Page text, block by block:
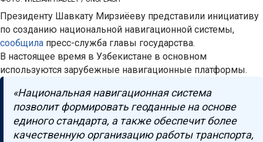
Президенту Шавкату Мирзиёеву представили инициативу
по созданию национальной навигационной системы,
сообщила пресс-служба главы государства.
В настоящее время в Узбекистане в основном
используются зарубежные навигационные платформы.
«Национальная навигационная система
позволит формировать геоданные на основе
единого стандарта, а также обеспечит более
качественную организацию работы транспорта,